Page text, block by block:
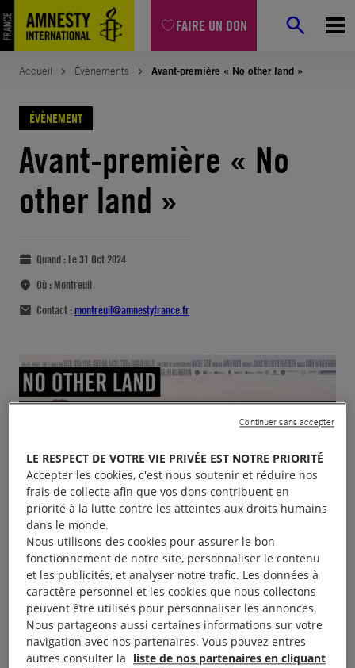
FAIRE UN DON
Accueil Évènements Avant-première « No other land »
ÉVÈNEMENT
Avant-première « No
other land »
Quand : Le 31 Oct 2024
Où : Montreuil
Contact :montreuil@amnestyfrance.fr
LE RESPECT DE VOTRE VIE PRIVÉE EST NOTRE PRIORITÉ
Accepter les cookies, c'est nous soutenir et réduire nos
frais de collecte afin que vos dons contribuent en
priorité à la lutte contre les atteintes aux droits humains
dans le monde.
Nous utilisons des cookies pour assurer le bon
fonctionnement de notre site, personnaliser le contenu
et les publicités, et analyser notre trafic. Les données à
caractère personnel et les cookies que nous collectons
peuvent être utilisés pour personnaliser les annonces.
Nous partageons aussi certaines informations sur votre
navigation avec nos partenaires. Vous pouvez entres
autres consulter la liste de nos partenaires en cliquant
Continuer sans accepter